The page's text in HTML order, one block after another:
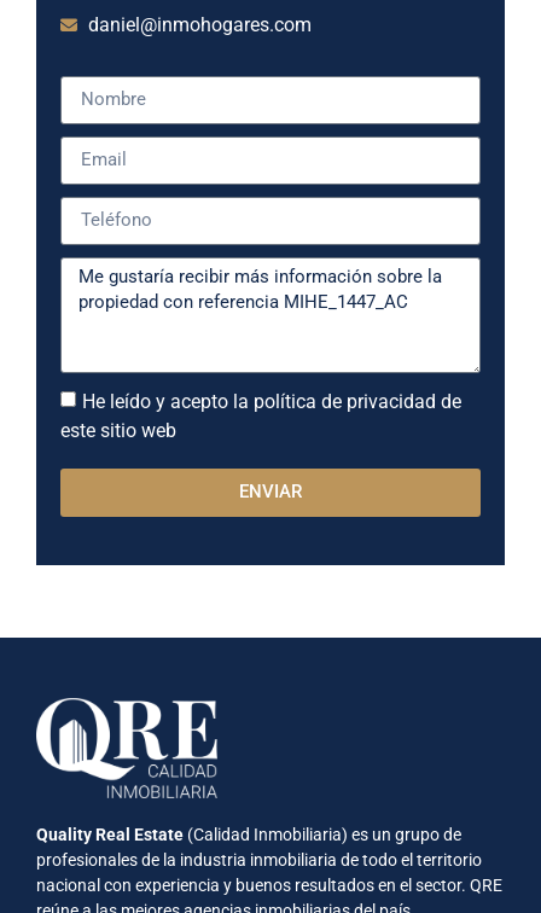
daniel@inmohogares.com
He leído y acepto la política de privacidad de
este sitio web
ENVIAR
Quality Real Estate (Calidad Inmobiliaria) es un grupo de
profesionales de la industria inmobiliaria de todo el territorio
nacional con experiencia y buenos resultados en el sector. QRE